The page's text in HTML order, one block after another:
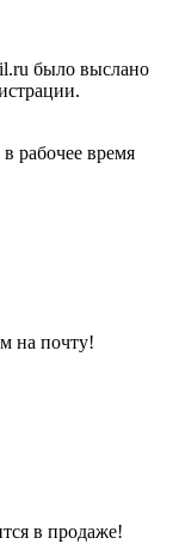
было выслано
рабочее время
на почту!
в продаже!